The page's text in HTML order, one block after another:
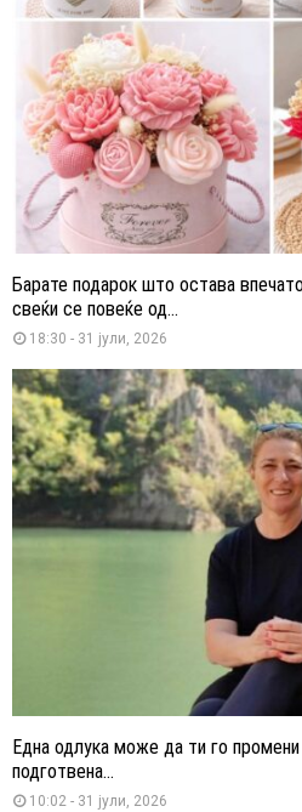
Барате подарок што остава
свеќи се повеќе од...
18:30 - 31 јули, 2026
Една одлука може да ти го
подготвена...
10:02 - 31 јули, 2026